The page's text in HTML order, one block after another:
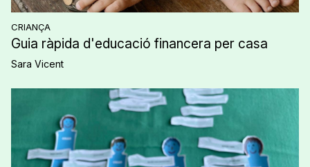
CRIANÇA
Guia ràpida d'educació financera per casa
Sara Vicent